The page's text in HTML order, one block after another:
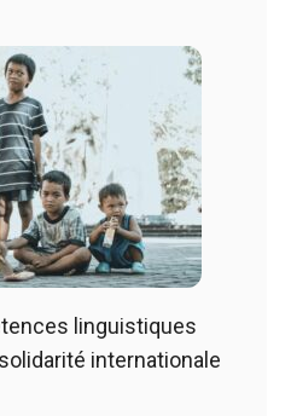
linguistiques
internationale